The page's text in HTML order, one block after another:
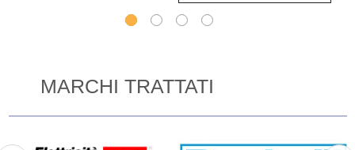
MARCHI TRATTATI